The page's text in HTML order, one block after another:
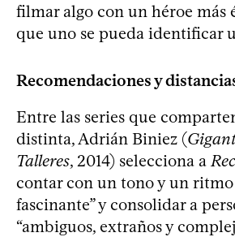
filmar algo con un héroe más
que uno se pueda identificar
Recomendaciones y
Entre las series que
distinta, Adrián Biniez (
Talleres, 2014) selecciona a
contar con un tono y un ritmo
fascinante” y consolidar a
“ambiguos, extraños y